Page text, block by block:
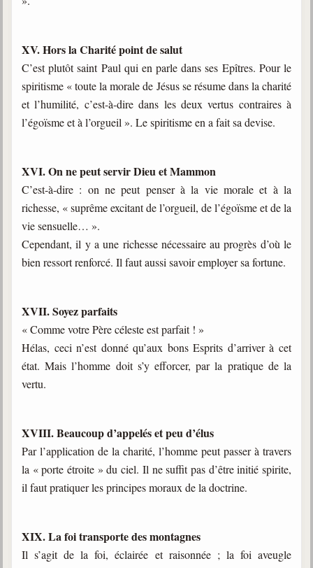
XV. Hors la Charité point de salut
C’est plutôt saint Paul qui en parle dans ses Epîtres. Pour le
spiritisme « toute la morale de Jésus se résume dans la charité
et l’humilité, c’est-à-dire dans les deux vertus contraires à
l’égoïsme et à l’orgueil ». Le spiritisme en a fait sa devise.
XVI. On ne peut servir Dieu et Mammon
C’est-à-dire : on ne peut penser à la vie morale et à la
richesse, « suprême excitant de l’orgueil, de l’égoïsme et de la
vie sensuelle… ».
Cependant, il y a une richesse nécessaire au progrès d’où le
bien ressort renforcé. Il faut aussi savoir employer sa fortune.
XVII. Soyez parfaits
« Comme votre Père céleste est parfait ! »
Hélas, ceci n’est donné qu’aux bons Esprits d’arriver à cet
état. Mais l’homme doit s’y efforcer, par la pratique de la
vertu.
XVIII. Beaucoup d’appelés et peu d’élus
Par l’application de la charité, l’homme peut passer à travers
la « porte étroite » du ciel. Il ne suffit pas d’être initié spirite,
il faut pratiquer les principes moraux de la doctrine.
XIX. La foi transporte des montagnes
Il s’agit de la foi, éclairée et raisonnée ; la foi aveugle